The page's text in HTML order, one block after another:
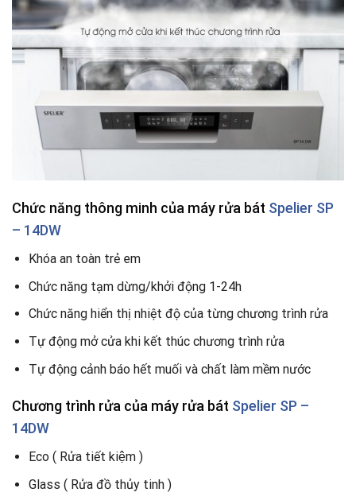
Chức năng thông minh của máy rửa bát Spelier SP
– 14DW
Khóa an toàn trẻ em
Chức năng tạm dừng/khởi động 1-24h
Chức năng hiển thị nhiệt độ của từng chương trình rửa
Tự động mở cửa khi kết thúc chương trình rửa
Tự động cảnh báo hết muối và chất làm mềm nước
Chương trình rửa của máy rửa bát Spelier SP –
14DW
Eco ( Rửa tiết kiệm )
Glass ( Rửa đồ thủy tinh )